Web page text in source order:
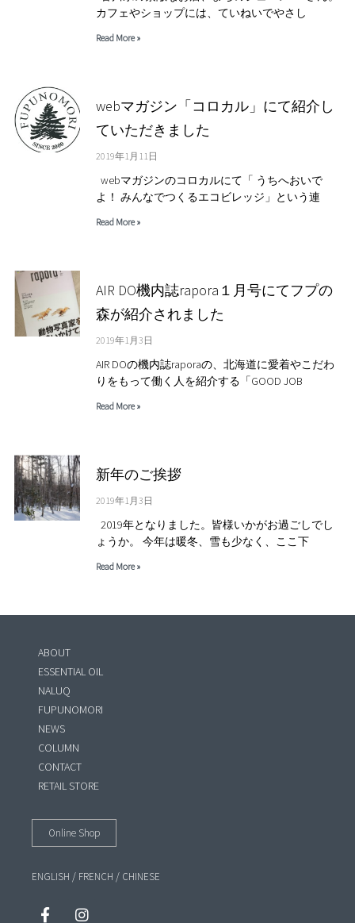
カフェやショップには、ていねいでやさし
Read More »
webマガジン「コロカル」にて紹介し
ていただきました
2019年1月11日
webマガジンのコロカルにて「 うちへおいで
よ！ みんなでつくるエコビレッジ」という連
Read More »
AIR DO機内誌rapora１月号にてフプの
森が紹介されました
2019年1月3日
AIR DOの機内誌raporaの、北海道に愛着やこだわ
りをもって働く人を紹介する「GOOD JOB
Read More »
新年のご挨拶
2019年1月3日
2019年となりました。皆様いかがお過ごしでし
ょうか。 今年は暖冬、雪も少なく、ここ下
Read More »
ABOUT
ESSENTIAL OIL
NALUQ
FUPUNOMORI
NEWS
COLUMN
CONTACT
RETAIL STORE
Online Shop
ENGLISH / FRENCH / CHINESE